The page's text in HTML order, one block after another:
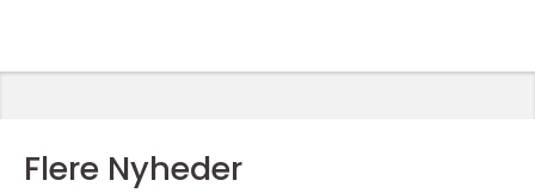
Flere Nyheder